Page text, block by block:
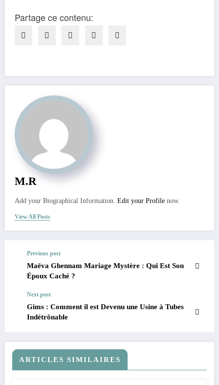
Partage ce contenu:
M.R
Add your Biographical Information. Edit your Profile now.
View All Posts
Previous post
Maëva Ghennam Mariage Mystère : Qui Est Son
Époux Caché ?
Next post
Gims : Comment il est Devenu une Usine à Tubes
Indétrônable
ARTICLES SIMILAIRES